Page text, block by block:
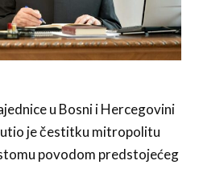
u Bosni i Hercegovini
je čestitku mitropolitu
povodom predstojećeg